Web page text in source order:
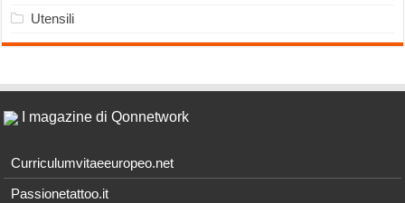
Utensili
I magazine di Qonnetwork
Curriculumvitaeeuropeo.net
Passionetattoo.it